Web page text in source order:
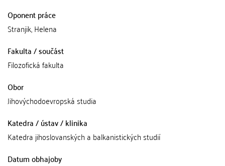
Oponent práce
Stranjik, Helena
Fakulta / součást
Filozofická fakulta
Obor
Jihovýchodoevropská studia
Katedra / ústav / klinika
Katedra jihoslovanských a balkanistických studií
Datum obhajoby